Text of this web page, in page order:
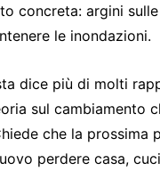
concreta: argini
le inondazioni.
dice più di molti
sul cambiamento
che la prossima
perdere casa,